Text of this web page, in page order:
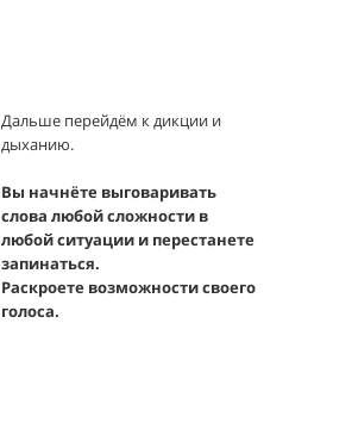
Дальше перейдём к дикции и
дыханию.
Вы начнёте выговаривать
слова любой сложности в
любой ситуации и перестанете
запинаться.
Раскроете возможности своего
голоса.